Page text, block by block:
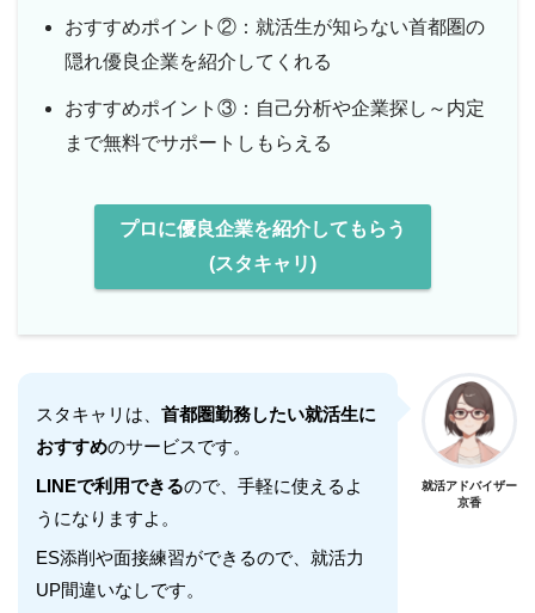
おすすめポイント②：就活生が知らない首都圏の
隠れ優良企業を紹介してくれる
おすすめポイント③：自己分析や企業探し～内定
まで無料でサポートしもらえる
プロに優良企業を紹介してもらう
(スタキャリ)
スタキャリは、 首都圏勤務したい就活生に
おすすめのサービスです。
LINEで利用できるので、手軽に使えるよ
うになりますよ。
ES添削や面接練習ができるので、就活力
UP間違いなしです。
就活アドバイザー
京香